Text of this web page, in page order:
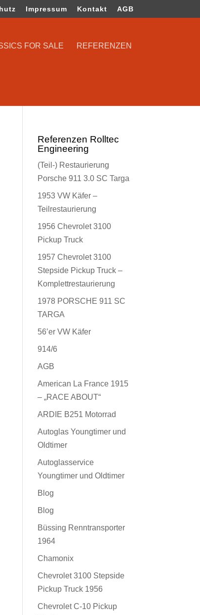
Impressum Kontakt AGB
FOR SALE REFERENZEN
Referenzen Rolltec
Engineering
(Teil-) Restaurierung
Porsche 911 3.0 SC Targa
1953 VW Käfer –
Teilrestaurierung
1956 Chevrolet 3100
Pickup Truck
1957 Chevrolet 3100
Stepside Pickup Truck –
Komplettrestaurierung
1978 PORSCHE 911 SC
TARGA
56’er VW Käfer
914/6
AGB
American La France 1915
– „RACE ABOUT“
ARDIE B251 Motorrad
Autoglas Youngtimer und
Oldtimer
Autoglasservice
Youngtimer und Oldtimer
Blog
Blog
Büssing Renntransporter
1964
Chamonix
Chevrolet 3100 Stepside
Pickup Truck 1956
Chevrolet C-10 Pickup